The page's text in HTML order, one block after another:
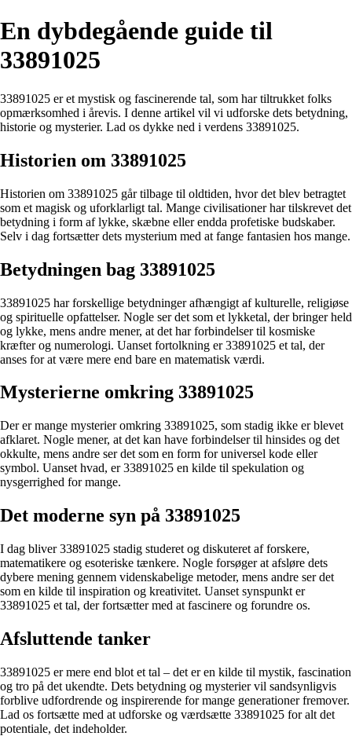
En dybdegående guide til
33891025
33891025 er et mystisk og fascinerende tal, som har tiltrukket folks
opmærksomhed i årevis. I denne artikel vil vi udforske dets betydning,
historie og mysterier. Lad os dykke ned i verdens 33891025.
Historien om 33891025
Historien om 33891025 går tilbage til oldtiden, hvor det blev betragtet
som et magisk og uforklarligt tal. Mange civilisationer har tilskrevet det
betydning i form af lykke, skæbne eller endda profetiske budskaber.
Selv i dag fortsætter dets mysterium med at fange fantasien hos mange.
Betydningen bag 33891025
33891025 har forskellige betydninger afhængigt af kulturelle, religiøse
og spirituelle opfattelser. Nogle ser det som et lykketal, der bringer held
og lykke, mens andre mener, at det har forbindelser til kosmiske
kræfter og numerologi. Uanset fortolkning er 33891025 et tal, der
anses for at være mere end bare en matematisk værdi.
Mysterierne omkring 33891025
Der er mange mysterier omkring 33891025, som stadig ikke er blevet
afklaret. Nogle mener, at det kan have forbindelser til hinsides og det
okkulte, mens andre ser det som en form for universel kode eller
symbol. Uanset hvad, er 33891025 en kilde til spekulation og
nysgerrighed for mange.
Det moderne syn på 33891025
I dag bliver 33891025 stadig studeret og diskuteret af forskere,
matematikere og esoteriske tænkere. Nogle forsøger at afsløre dets
dybere mening gennem videnskabelige metoder, mens andre ser det
som en kilde til inspiration og kreativitet. Uanset synspunkt er
33891025 et tal, der fortsætter med at fascinere og forundre os.
Afsluttende tanker
33891025 er mere end blot et tal – det er en kilde til mystik, fascination
og tro på det ukendte. Dets betydning og mysterier vil sandsynligvis
forblive udfordrende og inspirerende for mange generationer fremover.
Lad os fortsætte med at udforske og værdsætte 33891025 for alt det
potentiale, det indeholder.